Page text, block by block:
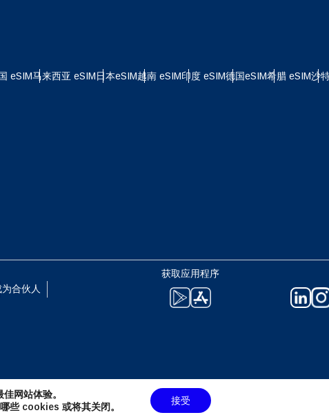
eSIM马来西亚 eSIM日本eSIM越南 eSIM印度 eSIM德国eSIM希腊 eSIM沙
为合伙人
获取应用程序
Español
繁體中文
NZD - 新西兰元（$）
网站体验。
些 cookies 或将其关闭。
接受